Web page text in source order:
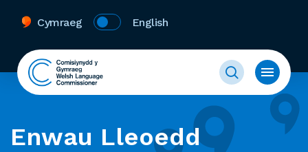
Cymraeg English
Enwau Lleoedd